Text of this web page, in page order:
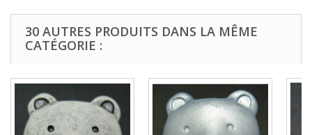
30 AUTRES PRODUITS DANS LA MÊME
CATÉGORIE :